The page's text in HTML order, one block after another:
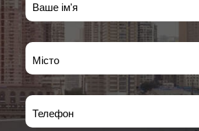
Ваше ім'я
Місто
Телефон